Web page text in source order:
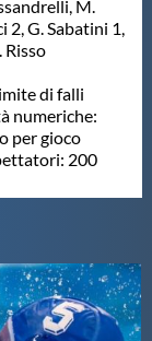
M.
G. Sabatini 1,
Risso
di falli
numeriche:
per gioco
200